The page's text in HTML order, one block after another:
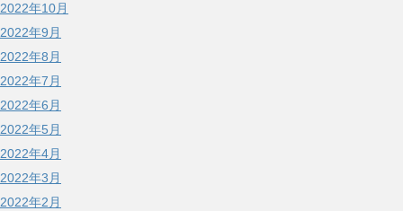
2022年10月
2022年9月
2022年8月
2022年7月
2022年6月
2022年5月
2022年4月
2022年3月
2022年2月